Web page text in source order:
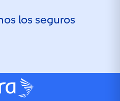
los seguros